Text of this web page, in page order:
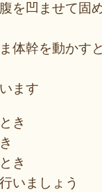
を凹ませて固
体幹を動かす
ます
き
き
いましょう